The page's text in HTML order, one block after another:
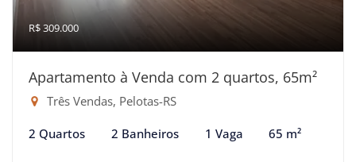
R$ 309.000
Apartamento à Venda com 2 quartos, 65m²
Três Vendas, Pelotas-RS
2 Quartos 2 Banheiros 1 Vaga 65 m²